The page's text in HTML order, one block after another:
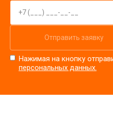
Отправить заявку
Нажимая на кнопку
персональных данных.